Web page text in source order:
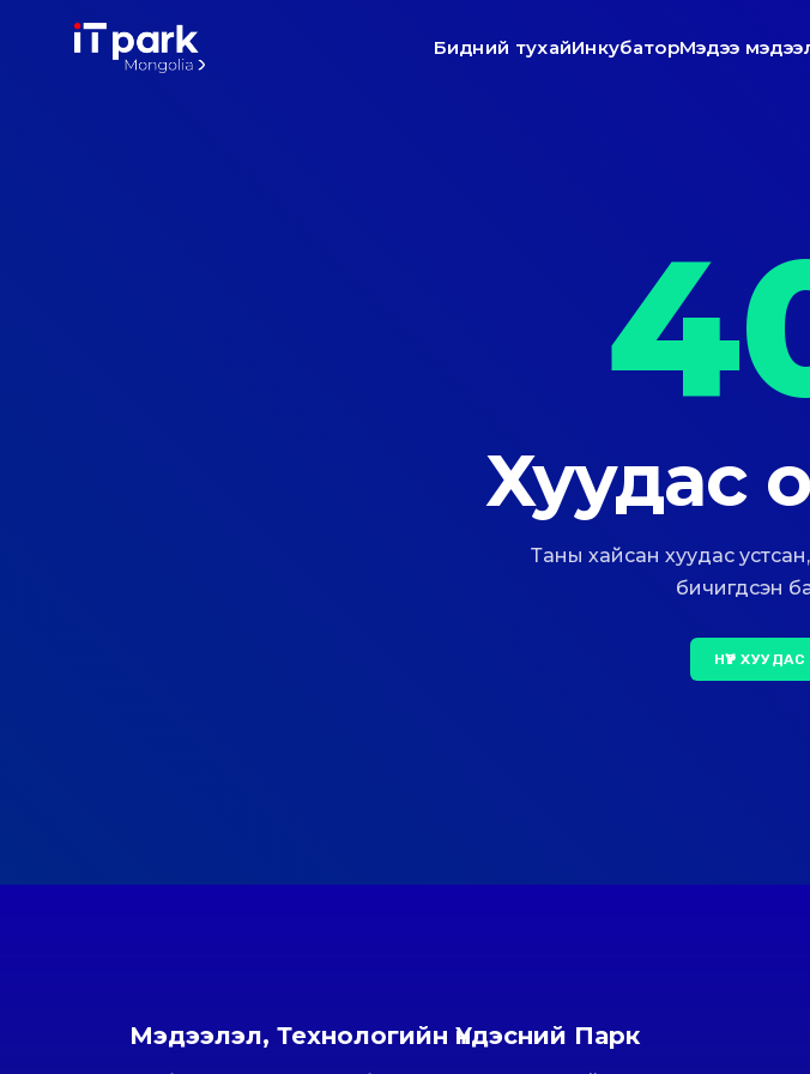
Бидний тухайИнкубаторМэдээ
Хуудас
Таны хайсан хуудас
бичигдсэн
НҮҮР
Мэдээлэл, Технологийн Үндэсний Парк